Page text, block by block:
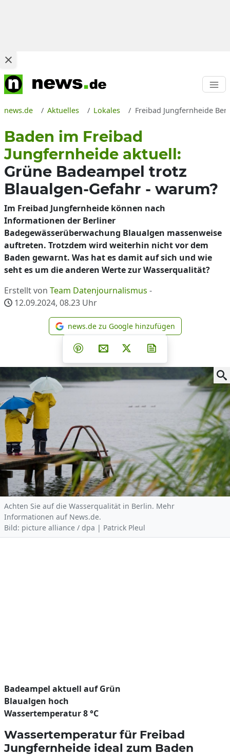
news.de Aktuelles Lokales Freibad Jungfernheide
Baden im Freibad
Jungfernheide aktuell:
Grüne Badeampel trotz
Blaualgen-Gefahr - warum?
Im Freibad Jungfernheide können nach
Informationen der Berliner
Badegewässerüberwachung Blaualgen massenweise
auftreten. Trotzdem wird weiterhin nicht vor dem
Baden gewarnt. Was hat es damit auf sich und wie
seht es um die anderen Werte zur Wasserqualität?
Erstellt von Team Datenjournalismus -
12.09.2024, 08.23 Uhr
news.de zu Google
news.de zu Google hinzufügen
Teilen auf Facebook
Teilen auf Whatsapp
Teilen auf Telegram
Teilen auf Pinterest
Per E-Mail teilen
Post auf X
Achten Sie auf die Wasserqualität in Berlin. Mehr
Informationen auf News.de.
Bild: picture alliance / dpa | Patrick Pleul
Badeampel aktuell auf Grün
Blaualgen hoch
Wassertemperatur 8 °C
Wassertemperatur für Freibad
Jungfernheide ideal zum Baden